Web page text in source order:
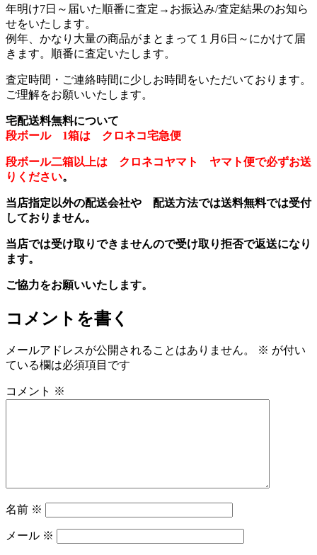
年明け7日～届いた順番に査定→お振込み/査定結果のお知ら
せをいたします。
例年、かなり大量の商品がまとまって１月6日～にかけて届
きます。順番に査定いたします。
査定時間・ご連絡時間に少しお時間をいただいております。
ご理解をお願いいたします。
宅配送料無料について
段ボール 1箱は クロネコ宅急便
段ボール二箱以上は クロネコヤマト ヤマト便で必ずお送
りください。
当店指定以外の配送会社や 配送方法では送料無料では受付
しておりません。
当店では受け取りできませんので受け取り拒否で返送になり
ます。
ご協力をお願いいたします。
コメントを書く
メールアドレスが公開されることはありません。 ※ が付い
ている欄は必須項目です
コメント ※
名前 ※
メール ※